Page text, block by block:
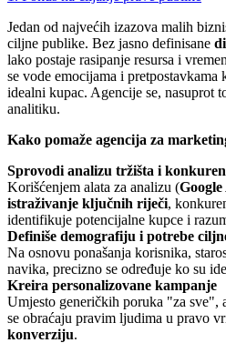
Jedan od najvećih izazova malih
ciljne publike. Bez jasno definisane
lako postaje rasipanje resursa i
se vode emocijama i
idealni kupac. Agencije se, nasuprot
analitiku.
Kako pomaže agencija za
Sprovodi analizu tržišta i
Korišćenjem alata za analizu (
istraživanje ključnih riječi,
identifikuje potencijalne kupce i
Definiše demografiju i potrebe
Na osnovu ponašanja korisnika,
navika, precizno se određuje ko su
Kreira personalizovane kampanje
Umjesto generičkih poruka "za sve",
se obraćaju pravim ljudima u pravo
konverziju.